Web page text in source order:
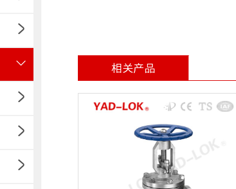
相关产品